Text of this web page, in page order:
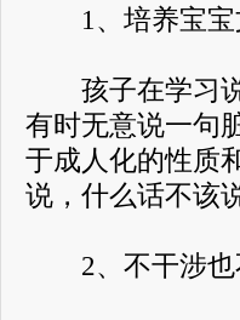
1、培养宝宝
孩子在学习说
有时无意说一句
于成人化的性质
说，什么话不该
2、不干涉也